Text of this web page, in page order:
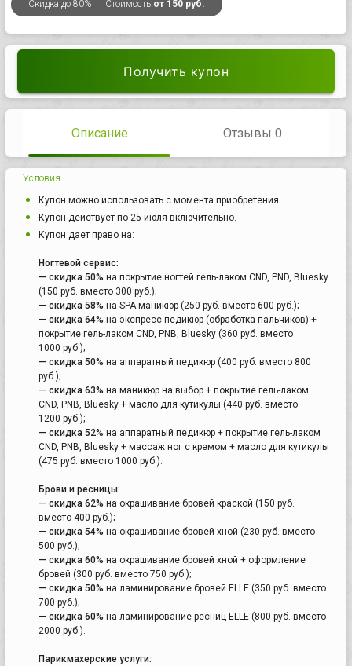
Скидка до 80% Стоимость от 150 руб.
Получить купон
Описание Отзывы 0
Условия
Купон можно использовать с момента приобретения.
Купон действует по 25 июля включительно.
Купон дает право на:
Ногтевой сервис:
— скидка 50% на покрытие ногтей гель-лаком CND, PND, Bluesky
(150 руб. вместо 300 руб.);
— скидка 58% на SPA-маникюр (250 руб. вместо 600 руб.);
— скидка 64% на экспресс-педикюр (обработка пальчиков) +
покрытие гель-лаком CND, PNB, Bluesky (360 руб. вместо
1000 руб.);
— скидка 50% на аппаратный педикюр (400 руб. вместо 800
руб.);
— скидка 63% на маникюр на выбор + покрытие гель-лаком
CND, PNB, Bluesky + масло для кутикулы (440 руб. вместо
1200 руб.);
— скидка 52% на аппаратный педикюр + покрытие гель-лаком
CND, PNB, Bluesky + массаж ног с кремом + масло для кутикулы
(475 руб. вместо 1000 руб.).
Брови и ресницы:
— скидка 62% на окрашивание бровей краской (150 руб.
вместо 400 руб.);
— скидка 54% на окрашивание бровей хной (230 руб. вместо
500 руб.);
— скидка 60% на окрашивание бровей хной + оформление
бровей (300 руб. вместо 750 руб.);
— скидка 50% на ламинирование бровей ELLE (350 руб. вместо
700 руб.);
— скидка 60% на ламинирование ресниц ELLE (800 руб. вместо
2000 руб.).
Парикмахерские услуги: